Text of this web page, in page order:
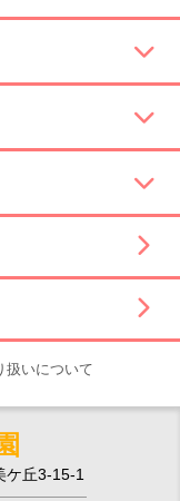
扱いについて
ケ丘3-15-1